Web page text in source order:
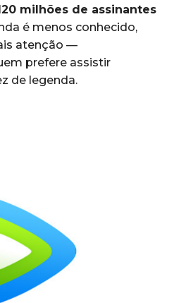
milhões de assinantes
é menos conhecido,
atenção —
prefere assistir
de legenda.